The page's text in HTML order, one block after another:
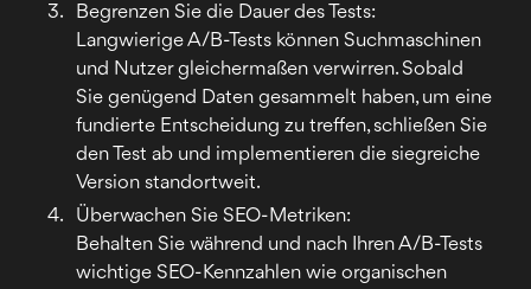
Begrenzen Sie die Dauer des Tests:
Langwierige A/B-Tests können Suchmaschinen
und Nutzer gleichermaßen verwirren. Sobald
Sie genügend Daten gesammelt haben, um eine
fundierte Entscheidung zu treffen, schließen Sie
den Test ab und implementieren die siegreiche
Version standortweit.
Überwachen Sie SEO-Metriken:
Behalten Sie während und nach Ihren A/B-Tests
wichtige SEO-Kennzahlen wie organischen